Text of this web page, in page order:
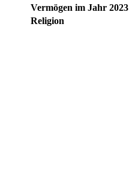
Vermögen im Jahr 2023
Religion